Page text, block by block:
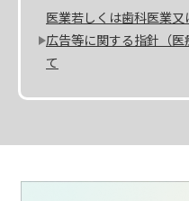
医業若しくは歯科医業
広告等に関する指針（
て